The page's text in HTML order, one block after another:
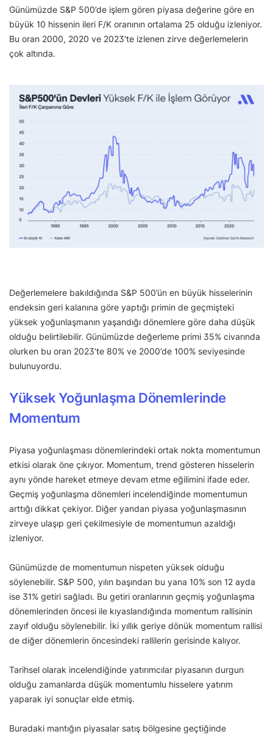
Günümüzde S&P 500’de işlem gören piyasa değerine göre en
büyük 10 hissenin ileri F/K oranının ortalama 25 olduğu izleniyor.
Bu oran 2000, 2020 ve 2023’te izlenen zirve değerlemelerin
çok altında.
Değerlemelere bakıldığında S&P 500’ün en büyük hisselerinin
endeksin geri kalanına göre yaptığı primin de geçmişteki
yüksek yoğunlaşmanın yaşandığı dönemlere göre daha düşük
olduğu belirtilebilir. Günümüzde değerleme primi 35% civarında
olurken bu oran 2023’te 80% ve 2000’de 100% seviyesinde
bulunuyordu.
Yüksek Yoğunlaşma Dönemlerinde
Momentum
Piyasa yoğunlaşması dönemlerindeki ortak nokta momentumun
etkisi olarak öne çıkıyor. Momentum, trend gösteren hisselerin
aynı yönde hareket etmeye devam etme eğilimini ifade eder.
Geçmiş yoğunlaşma dönemleri incelendiğinde momentumun
arttığı dikkat çekiyor. Diğer yandan piyasa yoğunlaşmasının
zirveye ulaşıp geri çekilmesiyle de momentumun azaldığı
izleniyor.
Günümüzde de momentumun nispeten yüksek olduğu
söylenebilir. S&P 500, yılın başından bu yana 10% son 12 ayda
ise 31% getiri sağladı. Bu getiri oranlarının geçmiş yoğunlaşma
dönemlerinden öncesi ile kıyaslandığında momentum rallisinin
zayıf olduğu söylenebilir. İki yıllık geriye dönük momentum rallisi
de diğer dönemlerin öncesindeki rallilerin gerisinde kalıyor.
Tarihsel olarak incelendiğinde yatırımcılar piyasanın durgun
olduğu zamanlarda düşük momentumlu hisselere yatırım
yaparak iyi sonuçlar elde etmiş.
Buradaki mantığın piyasalar satış bölgesine geçtiğinde